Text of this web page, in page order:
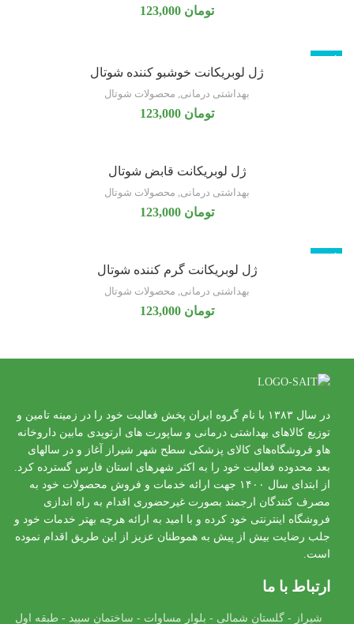
تومان
ناموجود
ژل لوبریکانت خوشبو کننده شوتال
بهداشتی درمانی, محصولات شوتال
تومان
ژل لوبریکانت قابض شوتال
بهداشتی درمانی, محصولات شوتال
تومان
ناموجود
ژل لوبریکانت گرم کننده شوتال
بهداشتی درمانی, محصولات شوتال
تومان
در سال ۱۳۸۳ با نام گروه ایران پخش فعالیت خود را در زمینه تامین و
توزیع کالاهای بهداشتی درمانی و ساپورت های ارتوپدی مابین داروخانه
هاو فروشگاه‌های کالای پزشکی سطح شهر شیراز آغاز و در سالهای
بعد محدوده فعالیت خود را به اکثر شهرهای استان فارس گسترده کرد.
از ابتدای سال ۱۴۰۰ جهت ارائه خدمات و فروش محصولات خود به
مصرف کنندگان ارجمند بصورت غیرحضوری اقدام به راه اندازی
فروشگاه اینترنتی خود کرده و با امید به ارائه هرچه بهتر خدمات خود و
جلب رضایت بیش از پیش به هموطنان عزیز از این طریق اقدام نموده
است.
ارتباط با ما
شیراز - گلستان شمالی - بلوار مساوات - ساختمان سپید - طبقه اول